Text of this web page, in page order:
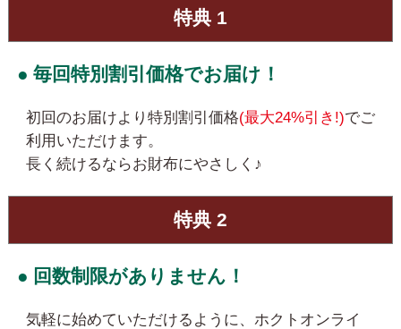
特典 1
● 毎回特別割引価格でお届け！
初回のお届けより特別割引価格(最大24%引き!)でご
利用いただけます。
長く続けるならお財布にやさしく♪
特典 2
● 回数制限がありません！
気軽に始めていただけるように、ホクトオンライ